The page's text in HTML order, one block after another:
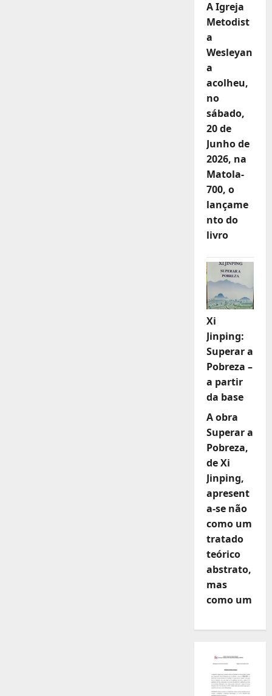
A Igreja
Metodist
a
Wesleyan
a
acolheu,
no
sábado,
20 de
Junho de
2026, na
Matola-
700, o
lançame
nto do
livro
Xi
Jinping:
Superar a
Pobreza –
a partir
da base
A obra
Superar a
Pobreza,
de Xi
Jinping,
apresent
a-se não
como um
tratado
teórico
abstrato,
mas
como um